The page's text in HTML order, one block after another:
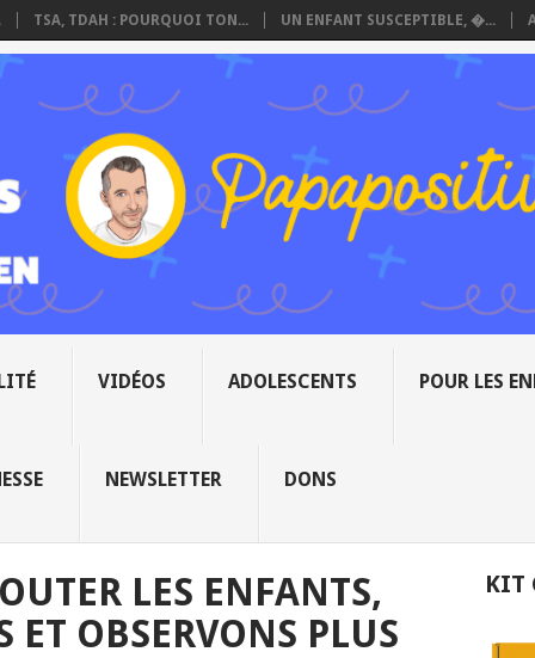
TSA, TDAH : POURQUOI TON... UN ENFANT SUSCEPTIBLE, �...
VIDÉOS ADOLESCENTS POUR LES
NEWSLETTER DONS
LES ENFANTS,
OBSERVONS PLUS
KIT